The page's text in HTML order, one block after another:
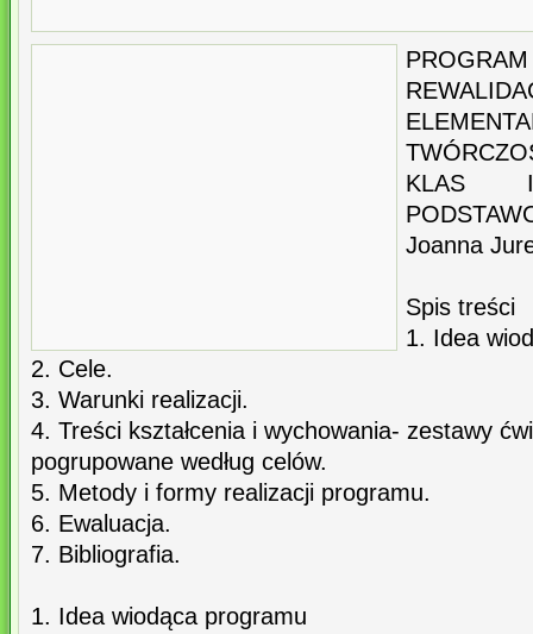
KLAS
Joanna
Spis treści
1. Idea
2. Cele.
3. Warunki realizacji.
4. Treści kształcenia i wychowania- zestawy
pogrupowane według celów.
5. Metody i formy realizacji programu.
6. Ewaluacja.
7. Bibliografia.
1. Idea wiodąca programu